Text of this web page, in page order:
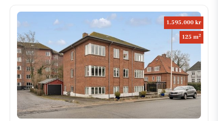
1.595.000 kr
125 m2